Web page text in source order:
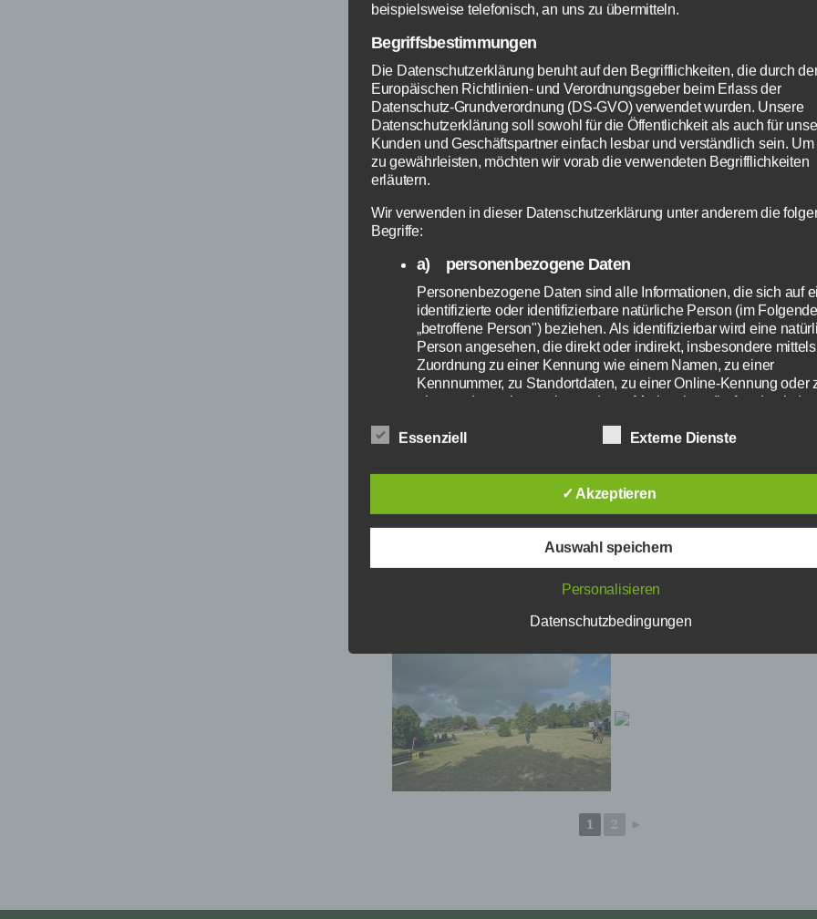
1 2 ►
beispielsweise telefonisch, an uns zu übermitteln.
Begriffsbestimmungen
Die Datenschutzerklärung beruht auf den Begrifflichkeiten, die durch
Europäischen Richtlinien- und Verordnungsgeber beim Erlass der
Datenschutz-Grundverordnung (DS-GVO) verwendet wurden. Unsere
Datenschutzerklärung soll sowohl für die Öffentlichkeit als auch für
Kunden und Geschäftspartner einfach lesbar und verständlich sein.
zu gewährleisten, möchten wir vorab die verwendeten Begrifflichkeiten
erläutern.
Wir verwenden in dieser Datenschutzerklärung unter anderem die
Begriffe:
a) personenbezogene Daten
Personenbezogene Daten sind alle Informationen, die sich auf
identifizierte oder identifizierbare natürliche Person (im
„betroffene Person") beziehen. Als identifizierbar wird eine
Person angesehen, die direkt oder indirekt, insbesondere mittels
Zuordnung zu einer Kennung wie einem Namen, zu einer
Kennnummer, zu Standortdaten, zu einer Online-Kennung oder
einem oder mehreren besonderen Merkmalen, die Ausdruck der
wirtschaftlichen, kulturellen oder sozialen Identität dieser
b) betroffene Person
Betroffene Person ist jede identifizierte oder identifizierbare
Verantwortlichen verarbeitet werden.
Verarbeitung ist jeder mit oder ohne Hilfe automatisierter
ausgeführte Vorgang oder jede solche Vorgangsreihe im
Zusammenhang mit personenbezogenen Daten wie das
Anpassung oder Veränderung, das Auslesen, das Abfragen, die
Verwendung, die Offenlegung durch Übermittlung, Verbreitung
eine andere Form der Bereitstellung, den Abgleich oder die
Verknüpfung, die Einschränkung, das Löschen oder die
d) Einschränkung der Verarbeitung
personenbezogener Daten mit dem Ziel, ihre künftige
Essenziell Externe Dienste
✓ Akzeptieren
Auswahl speichern
Personalisieren
Datenschutzbedingungen